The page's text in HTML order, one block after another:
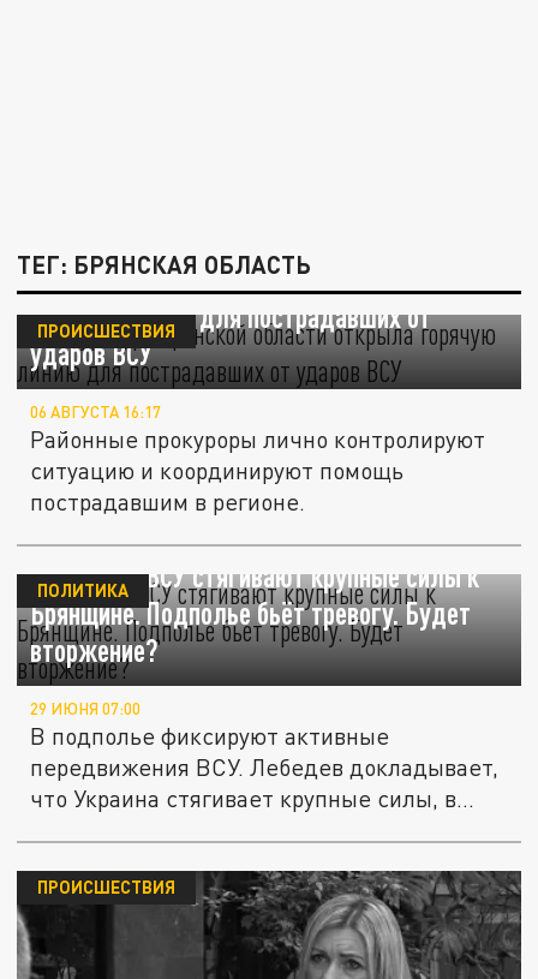
ТЕГ: БРЯНСКАЯ ОБЛАСТЬ
Прокуратура Брянской области открыла
горячую линию для пострадавших от
ударов ВСУ
ПРОИСШЕСТВИЯ
06 АВГУСТА 16:17
Районные прокуроры лично контролируют
ситуацию и координируют помощь
пострадавшим в регионе.
Началось: ВСУ стягивают крупные силы к
Брянщине. Подполье бьёт тревогу. Будет
вторжение?
ПОЛИТИКА
29 ИЮНЯ 07:00
В подполье фиксируют активные
передвижения ВСУ. Лебедев докладывает,
что Украина стягивает крупные силы, в
ПРОИСШЕСТВИЯ